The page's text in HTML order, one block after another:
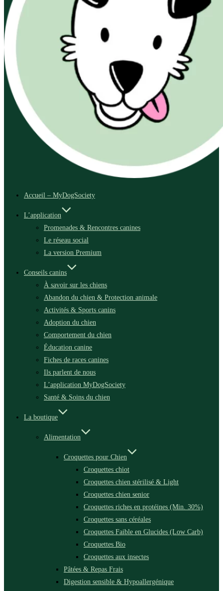
Accueil – MyDogSociety
L’application
Promenades & Rencontres canines
Le réseau social
La version Premium
Conseils canins
À savoir sur les chiens
Abandon du chien & Protection animale
Activités & Sports canins
Adoption du chien
Comportement du chien
Éducation canine
Fiches de races canines
Ils parlent de nous
L’application MyDogSociety
Santé & Soins du chien
La boutique
Alimentation
Croquettes pour Chien
Croquettes chiot
Croquettes chien stérilisé & Light
Croquettes chien senior
Croquettes riches en protéines (Min. 30%)
Croquettes sans céréales
Croquettes Faible en Glucides (Low Carb)
Croquettes Bio
Croquettes aux insectes
Pâtées & Repas Frais
Digestion sensible & Hypoallergénique